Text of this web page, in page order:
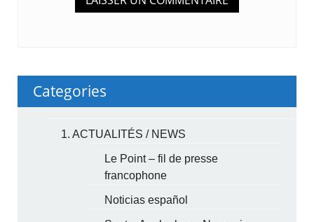
Categories
1. ACTUALITÉS / NEWS
Le Point – fil de presse
francophone
Noticias español